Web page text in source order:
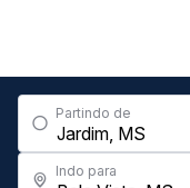
Partindo de
Indo para